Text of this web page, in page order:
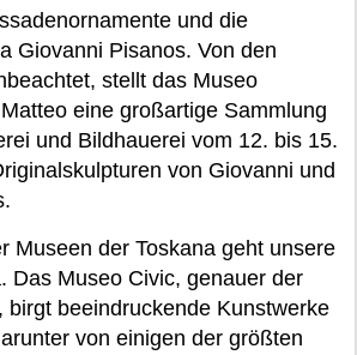
und die
Giovanni Pisanos. Von den
stellt das Museo
eine großartige Sammlung
und Bildhauerei vom 12. bis 15.
von Giovanni und
Museen der Toskana geht unsere
Das Museo Civic, genauer der
birgt beeindruckende Kunstwerke
von einigen der größten